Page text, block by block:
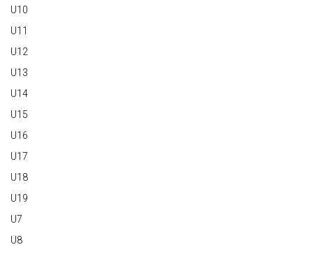
U10
U11
U12
U13
U14
U15
U16
U17
U18
U19
U7
U8